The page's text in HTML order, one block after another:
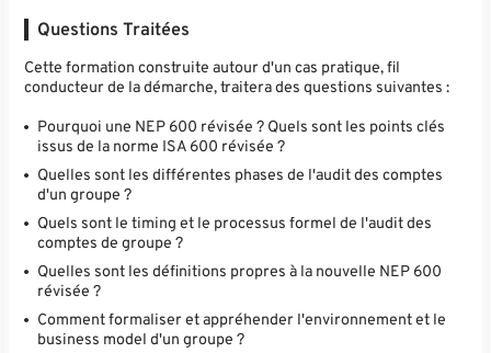
Questions Traitées
Cette formation construite autour d'un cas pratique, fil
conducteur de la démarche, traitera des questions suivantes :
Pourquoi une NEP 600 révisée ? Quels sont les points clés
issus de la norme ISA 600 révisée ?
Quelles sont les différentes phases de l'audit des comptes
d'un groupe ?
Quels sont le timing et le processus formel de l'audit des
comptes de groupe ?
Quelles sont les définitions propres à la nouvelle NEP 600
révisée ?
Comment formaliser et appréhender l'environnement et le
business model d'un groupe ?